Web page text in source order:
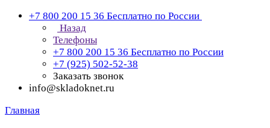
+7 800 200 15 36 Бесплатно по России
Назад
Телефоны
+7 800 200 15 36 Бесплатно по России
+7 (925) 502-52-38
Заказать звонок
info@skladoknet.ru
Главная